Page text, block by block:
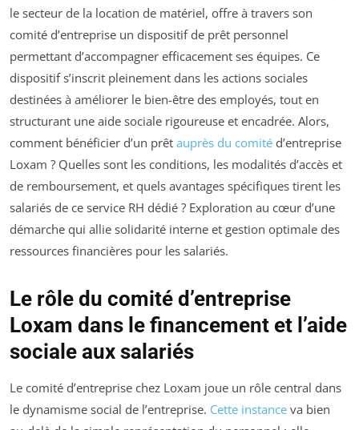
le secteur de la location de matériel, offre à travers son
comité d’entreprise un dispositif de prêt personnel
permettant d’accompagner efficacement ses équipes. Ce
dispositif s’inscrit pleinement dans les actions sociales
destinées à améliorer le bien-être des employés, tout en
structurant une aide sociale rigoureuse et encadrée. Alors,
comment bénéficier d’un prêt auprès du comité d’entreprise
Loxam ? Quelles sont les conditions, les modalités d’accès et
de remboursement, et quels avantages spécifiques tirent les
salariés de ce service RH dédié ? Exploration au cœur d’une
démarche qui allie solidarité interne et gestion optimale des
ressources financières pour les salariés.
Le rôle du comité d’entreprise
Loxam dans le financement et l’aide
sociale aux salariés
Le comité d’entreprise chez Loxam joue un rôle central dans
le dynamisme social de l’entreprise. Cette instance va bien